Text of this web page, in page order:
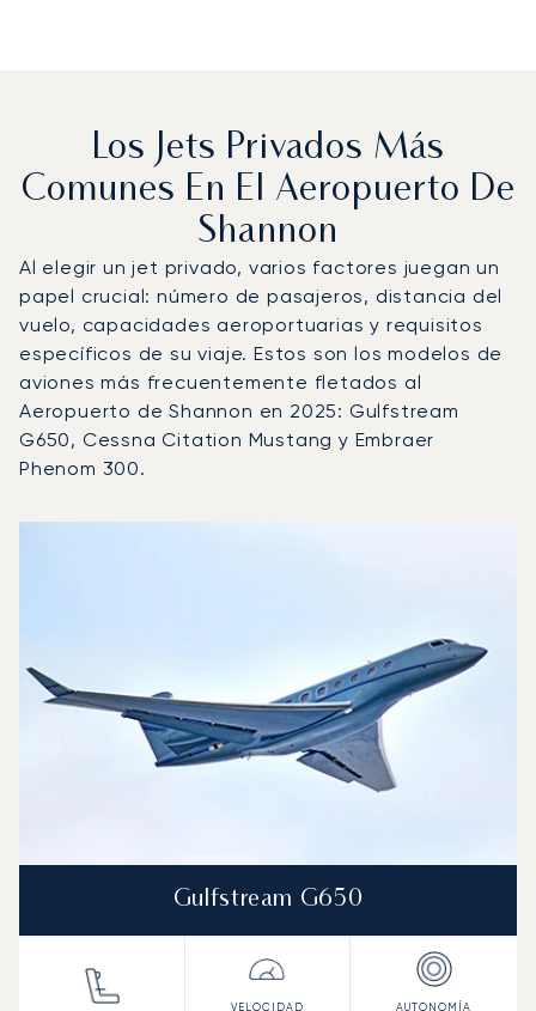
Los Jets Privados Más
Comunes En El Aeropuerto De
Shannon
Al elegir un jet privado, varios factores juegan un
papel crucial: número de pasajeros, distancia del
vuelo, capacidades aeroportuarias y requisitos
específicos de su viaje. Estos son los modelos de
aviones más frecuentemente fletados al
Aeropuerto de Shannon en 2025: Gulfstream
G650, Cessna Citation Mustang y Embraer
Phenom 300.
Gulfstream G650